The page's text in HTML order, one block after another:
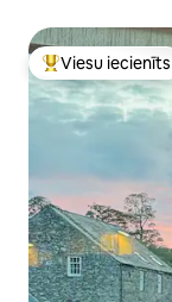
Populārs viesu
Viesu iecienīts